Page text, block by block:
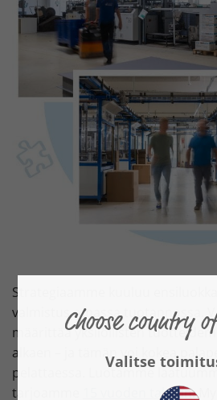
Strategiaamme kuuluu
valmistus omassa tuotannossa.
määrittää yksilöllisten
alkaen – ja tämän voi kokea
pelattaessa. Luotamme
tarjoamme
15 vuoden takuun.